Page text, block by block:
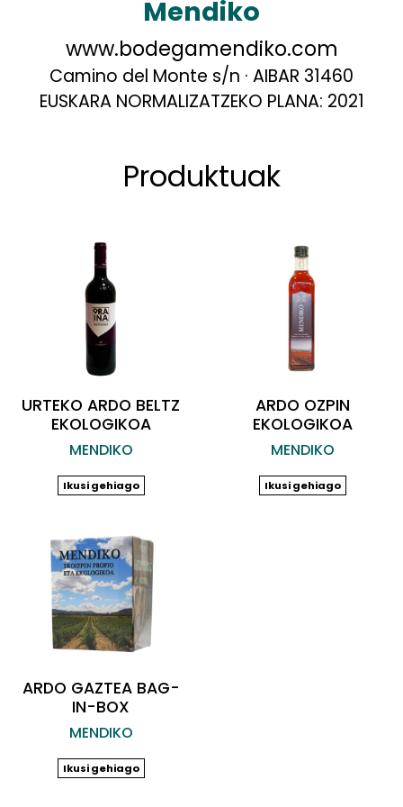
Mendiko
www.bodegamendiko.com
Camino del Monte s/n · AIBAR 31460
EUSKARA NORMALIZATZEKO PLANA: 2021
Produktuak
URTEKO ARDO BELTZ
EKOLOGIKOA
MENDIKO
Ikusi gehiago
ARDO OZPIN
EKOLOGIKOA
MENDIKO
Ikusi gehiago
ARDO GAZTEA BAG-
IN-BOX
MENDIKO
Ikusi gehiago